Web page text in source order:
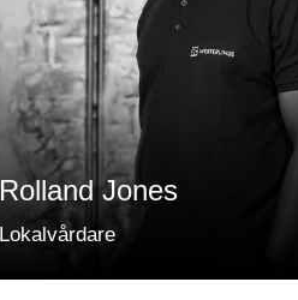
Rolland Jones
Lokalvårdare